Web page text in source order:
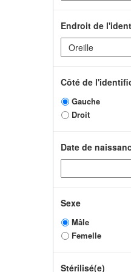
Endroit de
Côté de
Gauche
Droit
Date de
Sexe
Mâle
Femelle
Stérilisé(e)